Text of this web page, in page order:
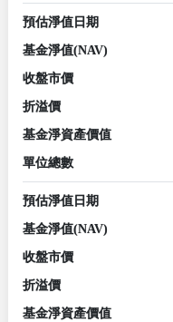
預估淨值日期
基金淨值(NAV)
收盤市價
折溢價
基金淨資產價值
單位總數
預估淨值日期
基金淨值(NAV)
收盤市價
折溢價
基金淨資產價值